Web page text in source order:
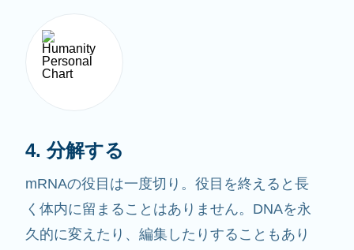
4. 分解する
mRNAの役目は一度切り。役目を終えると長
く体内に留まることはありません。DNAを永
久的に変えたり、編集したりすることもあり